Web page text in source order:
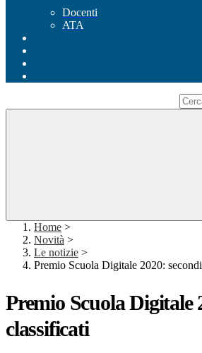
Docenti
ATA
Home >
Novità >
Le notizie >
Premio Scuola Digitale 2020:
Premio Scuola Digitale
classificati